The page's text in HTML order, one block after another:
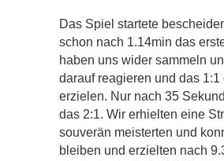
Das Spiel startete
schon nach 1.14min das
haben uns wider sammeln
darauf reagieren und das 1:1
erzielen. Nur nach 35
das 2:1. Wir erhielten eine
souverän meisterten und
bleiben und erzielten nach